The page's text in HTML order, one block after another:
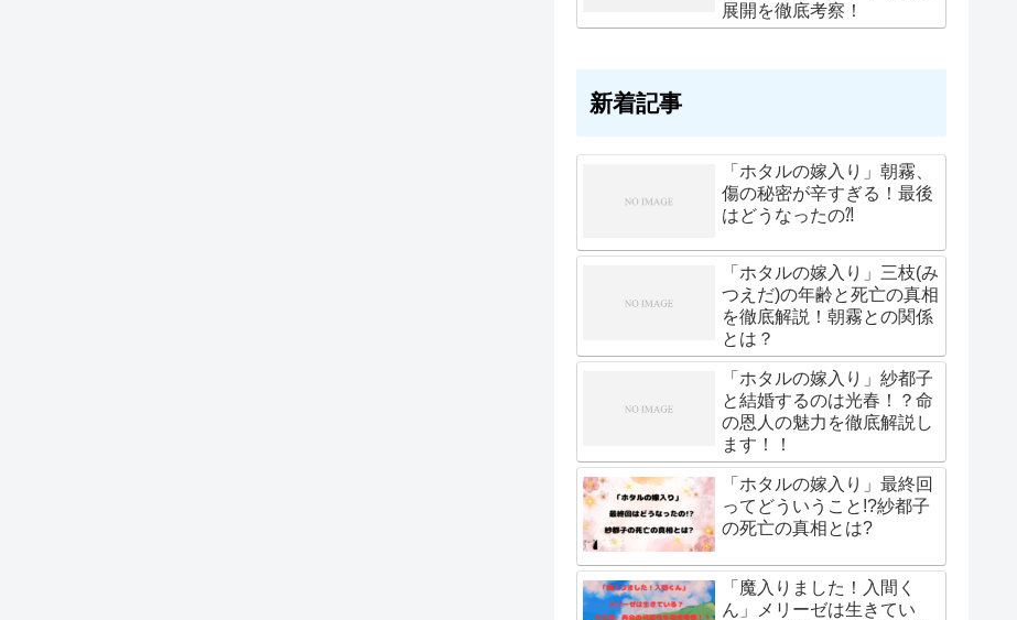
展開を徹底考察！
新着記事
「ホタルの嫁入り」朝霧、
傷の秘密が辛すぎる！最後
はどうなったの⁈
「ホタルの嫁入り」三枝(み
つえだ)の年齢と死亡の真相
を徹底解説！朝霧との関係
とは？
「ホタルの嫁入り」紗都子
と結婚するのは光春！？命
の恩人の魅力を徹底解説し
ます！！
「ホタルの嫁入り」最終回
ってどういうこと!?紗都子
の死亡の真相とは?
「魔入りました！入間く
ん」メリーゼは生きてい